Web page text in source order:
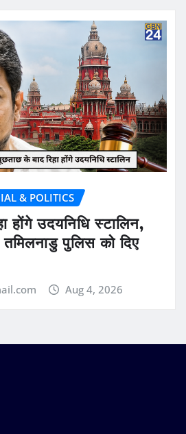
& POLITICS
होंगे उदयनिधि स्टालिन,
तमिलनाडु पुलिस को दिए
Aug 4, 2026